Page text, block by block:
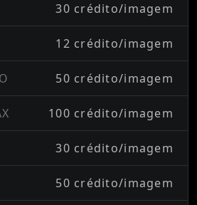
30 crédito/imagem
12 crédito/imagem
50 crédito/imagem
100 crédito/imagem
30 crédito/imagem
50 crédito/imagem